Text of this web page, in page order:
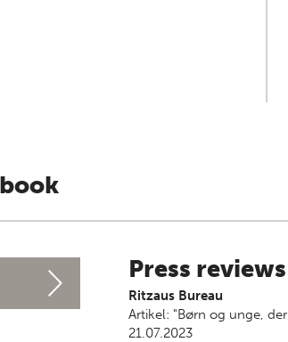
Press reviews
Ritzaus Bureau
Artikel: "Børn og unge,
21.07.2023